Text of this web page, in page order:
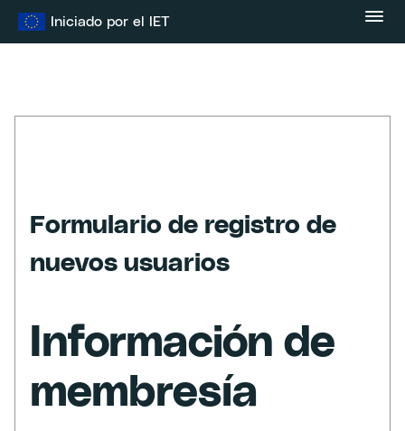
Iniciado por el IET
Formulario de registro de
nuevos usuarios
Información de
membresía